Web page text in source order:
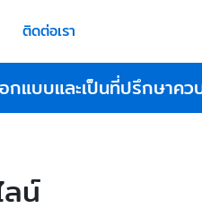
ติดต่อเรา
กแบบและเป็นที่ปรึกษาคว
น์